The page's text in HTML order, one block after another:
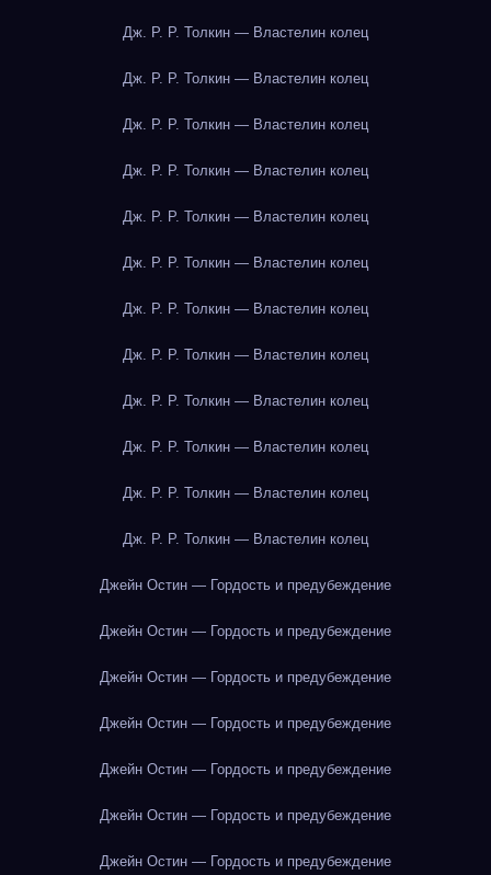
Дж. Р. Р. Толкин — Властелин колец
Дж. Р. Р. Толкин — Властелин колец
Дж. Р. Р. Толкин — Властелин колец
Дж. Р. Р. Толкин — Властелин колец
Дж. Р. Р. Толкин — Властелин колец
Дж. Р. Р. Толкин — Властелин колец
Дж. Р. Р. Толкин — Властелин колец
Дж. Р. Р. Толкин — Властелин колец
Дж. Р. Р. Толкин — Властелин колец
Дж. Р. Р. Толкин — Властелин колец
Дж. Р. Р. Толкин — Властелин колец
Дж. Р. Р. Толкин — Властелин колец
Джейн Остин — Гордость и предубеждение
Джейн Остин — Гордость и предубеждение
Джейн Остин — Гордость и предубеждение
Джейн Остин — Гордость и предубеждение
Джейн Остин — Гордость и предубеждение
Джейн Остин — Гордость и предубеждение
Джейн Остин — Гордость и предубеждение